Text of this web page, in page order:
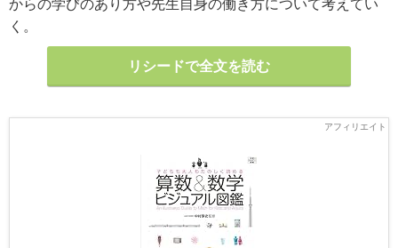
からの学びのあり方や先生自身の働き方について考えてい
く。
リシードで全文を読む